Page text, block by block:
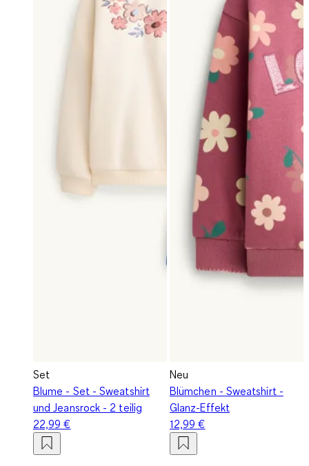
Set
Blume - Set - Sweatshirt
und Jeansrock - 2 teilig
22,99 €
Neu
Blümchen - Sweatshirt -
Glanz-Effekt
12,99 €